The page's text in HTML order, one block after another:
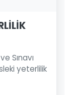
Sınavı
yeterlilik